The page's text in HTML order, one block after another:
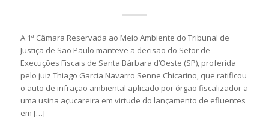
A 1ª Câmara Reservada ao Meio Ambiente do Tribunal de
Justiça de São Paulo manteve a decisão do Setor de
Execuções Fiscais de Santa Bárbara d’Oeste (SP), proferida
pelo juiz Thiago Garcia Navarro Senne Chicarino, que ratificou
o auto de infração ambiental aplicado por órgão fiscalizador a
uma usina açucareira em virtude do lançamento de efluentes
em […]